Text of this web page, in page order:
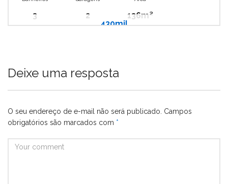
430mil
3 2 136m²
Deixe uma resposta
O seu endereço de e-mail não será publicado. Campos
obrigatórios são marcados com *